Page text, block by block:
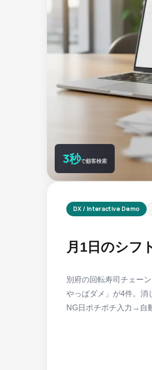
3秒で顧客検索
DX / Interactive Demo
月1日のシフ
別府の回転寿司チェー
やっぱダメ」が4件。消
NG日ポチポチ入力→自